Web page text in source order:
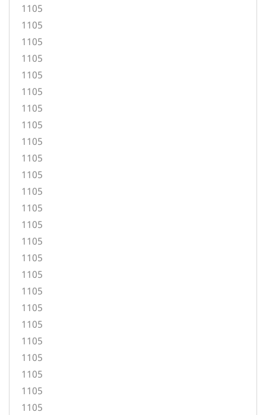
1105
1105
1105
1105
1105
1105
1105
1105
1105
1105
1105
1105
1105
1105
1105
1105
1105
1105
1105
1105
1105
1105
1105
1105
1105